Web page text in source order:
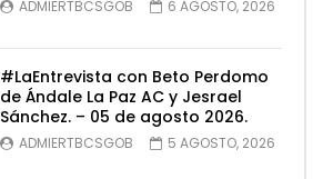
ADMIERTBCSGOB 6 AGOSTO, 2026
#LaEntrevista con Beto Perdomo
de Ándale La Paz AC y Jesrael
Sánchez. – 05 de agosto 2026.
ADMIERTBCSGOB 5 AGOSTO, 2026